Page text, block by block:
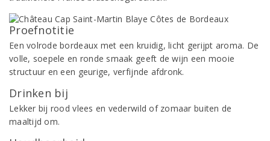
Proefnotitie
Een volrode bordeaux met een kruidig, licht gerijpt aroma. De
volle, soepele en ronde smaak geeft de wijn een mooie
structuur en een geurige, verfijnde afdronk.
Drinken bij
Lekker bij rood vlees en vederwild of zomaar buiten de
maaltijd om.